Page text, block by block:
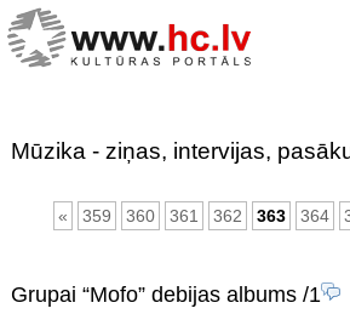
Mūzika - ziņas, intervijas,
« 359 360 361 362 363 364
Grupai “Mofo” debijas albums/1